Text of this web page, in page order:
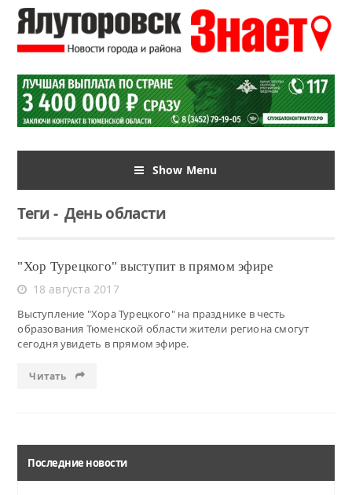
Show Menu
Теги-День области
"Хор Турецкого" выступит в прямом эфире
18 августа 2017
Выступление "Хора Турецкого" на празднике в честь
образования Тюменской области жители региона смогут
сегодня увидеть в прямом эфире.
Читать
Последние новости